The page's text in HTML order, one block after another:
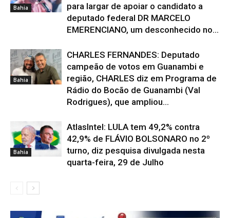
Bahia
para largar de apoiar o candidato a
deputado federal DR MARCELO
EMERENCIANO, um desconhecido no...
Bahia
CHARLES FERNANDES: Deputado
campeão de votos em Guanambi e
região, CHARLES diz em Programa de
Rádio do Bocão de Guanambi (Val
Rodrigues), que ampliou...
Bahia
AtlasIntel: LULA tem 49,2% contra
42,9% de FLÁVIO BOLSONARO no 2º
turno, diz pesquisa divulgada nesta
quarta-feira, 29 de Julho